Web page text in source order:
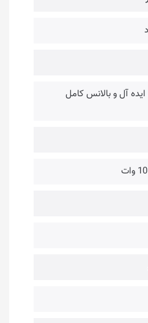
آل و بالانس کامل